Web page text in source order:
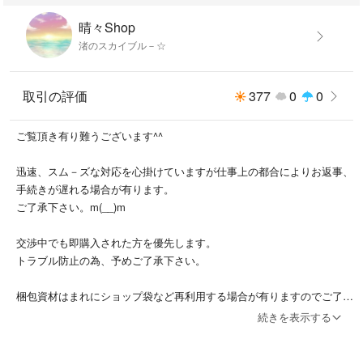
晴々Shop
渚のスカイブル－☆
取引の評価 377 0 0
ご覧頂き有り難うございます^^
迅速、スム－ズな対応を心掛けていますが仕事上の都合によりお返事、
手続きが遅れる場合が有ります。
ご了承下さい。m(__)m
交渉中でも即購入された方を優先します。
トラブル防止の為、予めご了承下さい。
梱包資材はまれにショップ袋など再利用する場合が有りますのでご了承
続きを表示する